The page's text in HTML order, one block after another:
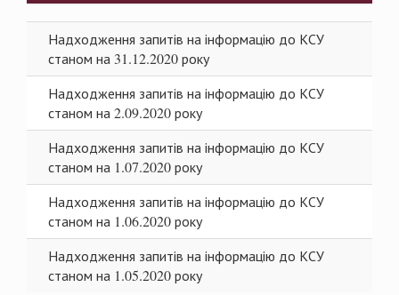
Надходження запитів на інформацію до КСУ
станом на 31.12.2020 року
Надходження запитів на інформацію до КСУ
станом на 2.09.2020 року
Надходження запитів на інформацію до КСУ
станом на 1.07.2020 року
Надходження запитів на інформацію до КСУ
станом на 1.06.2020 року
Надходження запитів на інформацію до КСУ
станом на 1.05.2020 року